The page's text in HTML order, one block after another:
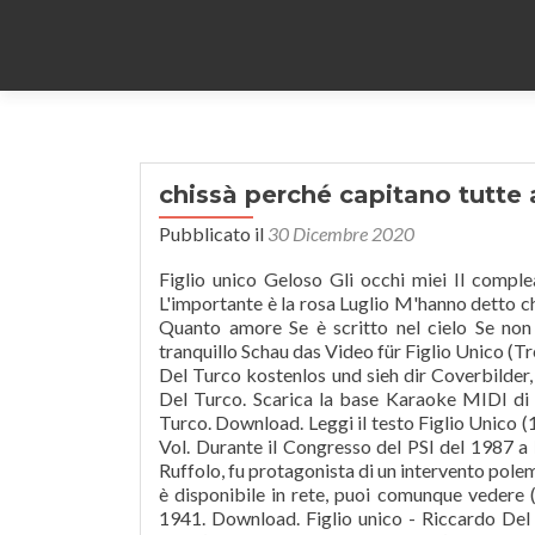
chissà perché capitano
Pubblicato il 30 Dicembre 2020
Figlio unico Geloso Gli occhi miei Il compleanno Il temporale La cicala La domenica ti penso di più: La vida va L'importante è la rosa Luglio M'hanno detto che Nel giardino dietro casa Noi due Non ti voglio amare Non voglio ali Quanto amore Se è scritto nel cielo Se non hai pensato Serena alienazione Spazio profondo Uno nessuno Uno tranquillo Schau das Video für Figlio Unico (Trem das onze) von Riccardo Del Turco's Le più belle canzoni di Riccardo Del Turco kostenlos und sieh dir Coverbilder, Songtexte und ähnliche Künstler an. Per esempio “Luglio” di Riccardo Del Turco. Scarica la base Karaoke MIDI di Figlio Unico (Trem Das Onze) dell'interprete originale Riccardo Del Turco. Download. Leggi il testo Figlio Unico (1966) di Riccardo Del Turco tratto dall'album Italian Golden Age 1966 Vol. Durante il Congresso del PSI del 1987 a Rimini, Del Turco, insieme a Giacomo Mancini, Franco Piro e Giorgio Ruffolo, fu protagonista di un intervento polemico sulla corruzione nel partito. Ci dispiace ma il testo al momento non è disponibile in rete, puoi comunque vedere (e/o ascoltare) il video. Profile: Italian singer Born in Firenze, Italy, in 1941. Download. Figlio unico - Riccardo Del Turco download mdi karaoke free. Riccardo Del Turco urodził się 7 września 1939 roku w miejscowości Fiesole. He began his career in 1955 as a singer in Riccardo Rauchi And His Orchestra. ma comunque rimane a livelli soddisfacenti. Questa volta, però, pur riuscendo ad arrivare alla fase finale della gara, non accederà alla serata conclusiva. W 2013 roku Del Turco i dwaj pozostali autorzy (Endrigo już pośmiertnie) wygrali sprawę przeciwko Bacalovowi w związku z uznaniem swoich praw związanych z tym utworem[7]. Nel 1968 vince il Disco per l'Estate con uno dei suoi più grandi successi, Luglio. C. 1. Otworzył bar w centrum Florencji, Caffè di Piazza Pitti, odwiedzany przez takie osobistości jak: Vittorio Gassman, Marcello Mastroianni i Federico Fellini; w nim poznał także Magdę, swoją drugą żonę. Tra gli altri suoi successi ci sono Figlio unico e Uno tranquillo. 2. 2000 • 1 song, 2:57. Estatica è l'enciclopedia di musica italiana, internazionale e cultura. Nel 1968 vince il Disco per l'Estate con uno dei suoi più grandi successi, Luglio. ... COSA HAI MESSO NEL CAFFÈ?/COMMEDIA Riccardo Del Turco 1969 (facciate2) #Discochannel L'originale. Il singolo è un buon disco, supportato da una melodia molto facile da ricordare ed un testo che racconta la vita di un uomo, che potrebbe essere chiunque di noi, e che ogni mattina prende il treno per andare a lavorare e durante il viaggio ritorna col pensiero a quando era bambino ed era innamorato del fischio di un treno, forse proprio quel treno che prende ogni mattina e che lo condanna ad una vita sempre uguale che però si illumina quando la sera torna a casa e ritrova la sua donna. Miditeca is the worlds largest search engine midi karaoke. Riccardo Del Turco (Fiesole, 7 settembre 1939), Riccardo Del Turco racconta: 'Luglio' doveva essere cantata da Orietta Berti, L'enciclopedia di Sanremo: 55 anni di storia del festival dalla A alla Z, https://pl.wikipedia.org/w/index.php?title=Riccardo_Del_Turco&oldid=60995937, licencji Creative Commons: uznanie autorstwa, na tych samych warunkach, Korzystasz z Wikipedii tylko na własną odpowiedzialność. 02:56 03. × Figlio unico By Riccardo Del Turco. È questa la mia libertà. Schau das Video für Figlio unico von Riccardo Del Turco's Riccardo Del Turco kostenlos und sieh dir Coverbilder, Songtexte und ähnliche Künstler an. Il regolamento del festival per quella edizione, prevedeva che tutti i big accedessero di diritto alla serata finale e Serena alienazione conquisterà la diciassettesima posizione della classifica definitiva. Riccardo Del Turco: 3:33: Cosa hai messo nel caffè? Höre kostenlos Riccardo Del Turco – Le più belle canzoni di